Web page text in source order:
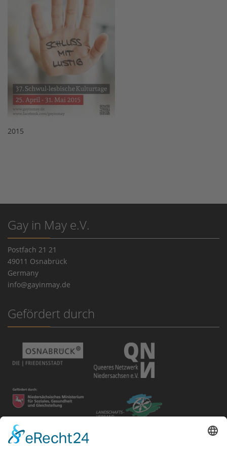
2015
Gay in May e.V.
Postfach 21 21
49011 Osnabrück
Germany
info@gayinmay.de
Gefördert durch